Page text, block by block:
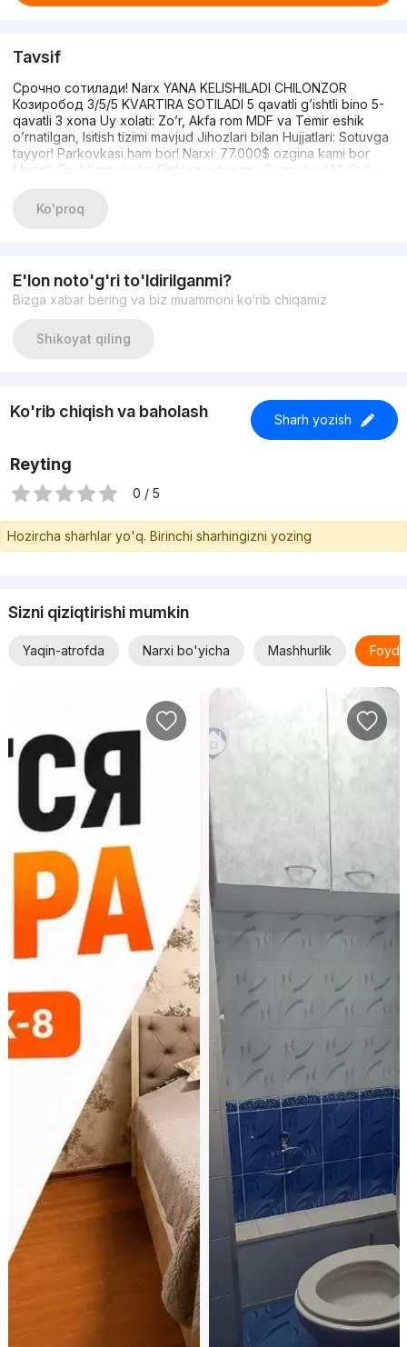
Tavsif
Срочно сотилади! Narx YANA KELISHILADI CHILONZOR
Козиробод 3/5/5 KVАRTIRА SOTILАDI 5 qavatli gʼishtli bino 5-
qavatli 3 xona Uy xolati: Zo’r, Аkfa rom MDF va Temir eshik
oʼrnatilgan, Isitish tizimi mavjud Jihozlari bilan Hujjatlari: Sotuvga
tayyor! Parkovkasi ham bor! Narxi: 77.000$ ozgina kami bor
Manzil: Toshkent shahri Chilonzor tumani, Qozirobod Moʼljal:
Квартира на продажу 5-этажное кирпичное здание 5-й
этаж, 3 комнаты Состояние квартиры: Отличное,
место! Цена: 77 000$, торг уместен Адрес: Чилонзорский
район, город Ташкент, Козирабад Ориентир: 33-я
+998900360274
Ko'proq
E'lon noto'g'ri to'ldirilganmi?
Bizga xabar bering va biz muammoni ko‘rib chiqamiz
Shikoyat qiling
Ko'rib chiqish va baholash Sharh yozish
Reyting
0 / 5
Hozircha sharhlar yo'q. Birinchi sharhingizni yozing
Sizni qiziqtirishi mumkin
Yaqin-atrofda Narxi bo'yicha Mashhurlik